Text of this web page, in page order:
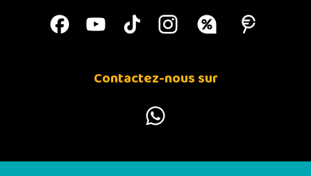
Contactez-nous sur